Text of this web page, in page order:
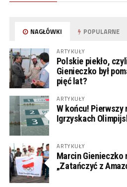
NAGŁÓWKI POPULARNE
ARTYKUŁY
Polskie piekło,
Gienieczko był
pięć lat?
ARTYKUŁY
W końcu! Pierwszy
Igrzyskach
ARTYKUŁY
Marcin Gienieczko
„Zatańczyć z